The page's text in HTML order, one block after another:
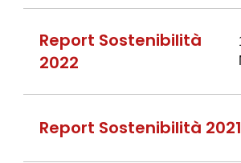
Report Sostenibilità
2022
Report Sostenibilità 2021